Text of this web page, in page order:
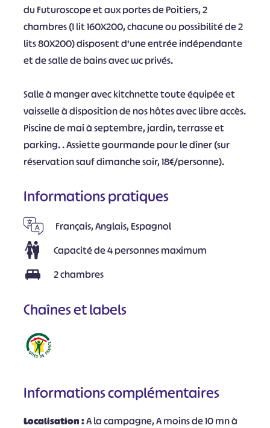
du Futuroscope et aux portes de Poitiers, 2
chambres (1 lit 160X200, chacune ou possibilité de 2
lits 80X200) disposent d'une entrée indépendante
et de salle de bains avec wc privés.
Salle à manger avec kitchnette toute équipée et
vaisselle à disposition de nos hôtes avec libre accès.
Piscine de mai à septembre, jardin, terrasse et
parking. . Assiette gourmande pour le dîner (sur
réservation sauf dimanche soir, 18€/personne).
Informations pratiques
Français, Anglais, Espagnol
Capacité de 4 personnes maximum
2 chambres
Chaînes et labels
Informations complémentaires
Localisation :A la campagne, A moins de 10 mn à